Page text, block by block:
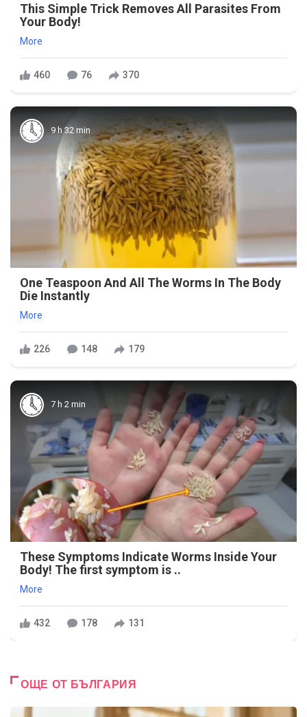
This Simple Trick Removes All Parasites From
Your Body!
More
460 76 370
9 h 32 min
One Teaspoon And All The Worms In The Body
Die Instantly
More
226 148 179
7 h 2 min
These Symptoms Indicate Worms Inside Your
Body! The first symptom is ..
More
432 178 131
ОЩЕ ОТ БЪЛГАРИЯ